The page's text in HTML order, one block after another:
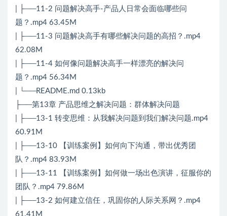
| ├──11-2 问题解决高手-产品人日常会面临哪些问
题？.mp4 63.45M
| ├──11-3 问题解决高手有哪些解决问题的高招？.mp4
62.08M
| ├──11-4 如何像问题解决高手一样漂亮的解决问
题？.mp4 56.34M
| └──README.md 0.13kb
├──第13章 产品思维之解决问题：群体解决问题
| ├──13-1 转变思维：从我解决问题到我们解决问题.mp4
60.91M
| ├──13-10 【训练案例】如何向下沟通，带出优秀团
队？.mp4 83.93M
| ├──13-11 【训练案例】如何做一场出色演讲，征服你的
团队？.mp4 79.86M
| ├──13-2 如何建立信任，巩固你的人际关系网？.mp4
61.41M